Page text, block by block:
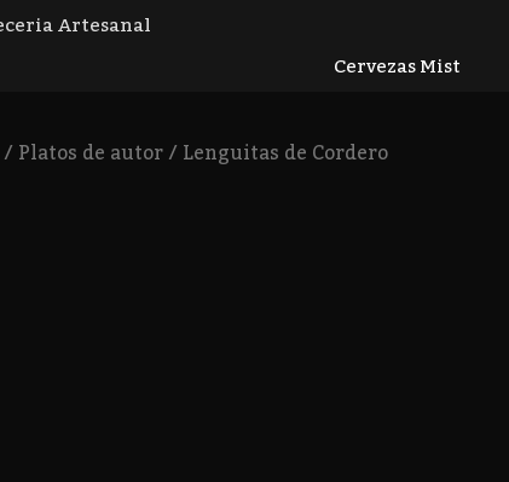
Cervezas Mist
/Platos de autor/ Lenguitas de Cordero